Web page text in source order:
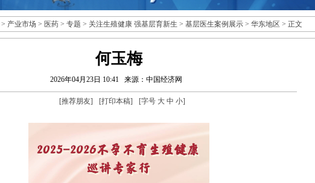
> 产业市场 > 医药 > 专题 > 关注生殖健康 强基层育新生 > 基层医生案例展示 > 华东地区 > 正文
何玉梅
2026年04月23日 10:41 来源：中国经济网
[推荐朋友] [打印本稿] [字号 大 中 小]